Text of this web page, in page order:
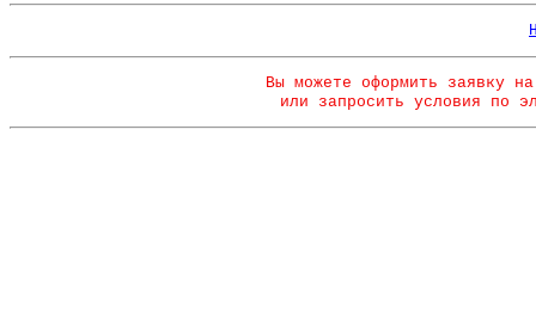
Вы можете оформить заявку
или запросить условия по